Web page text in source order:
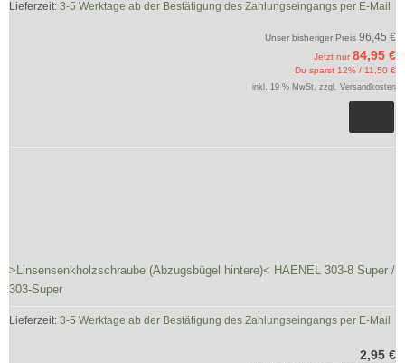
Lieferzeit: 3-5 Werktage ab der Bestätigung des Zahlungseingangs per E-Mail
Unser bisheriger Preis 96,45 €
Jetzt nur 84,95 €
Du sparst 12% / 11,50 €
inkl. 19 % MwSt. zzgl. Versandkosten
>Linsensenkholzschraube (Abzugsbügel hintere)< HAENEL 303-8 Super /
303-Super
Lieferzeit: 3-5 Werktage ab der Bestätigung des Zahlungseingangs per E-Mail
2,95 €